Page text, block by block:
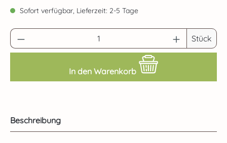
Sofort verfügbar, Lieferzeit: 2-5 Tage
Produkt Anzahl: Gib den gewünschtenStück
In den Warenkorb
Beschreibung